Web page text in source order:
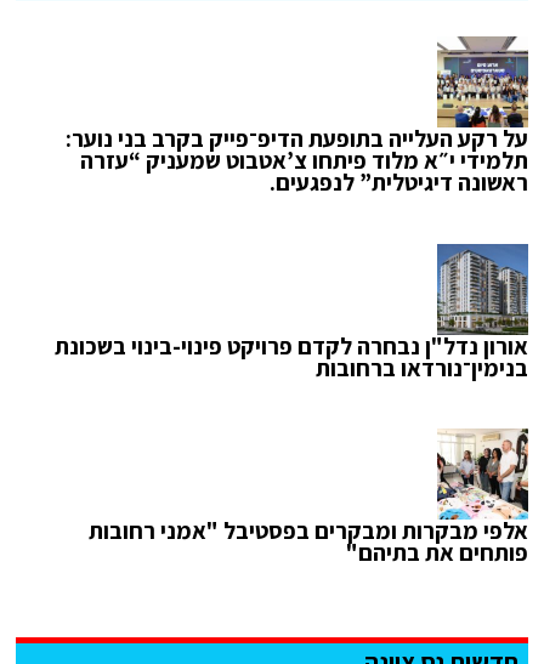
על רקע העלייה בתופעת הדיפ־פייק בקרב בני נוער:
תלמידי י״א מלוד פיתחו צ’אטבוט שמעניק “עזרה
ראשונה דיגיטלית” לנפגעים.
אורון נדל"ן נבחרה לקדם פרויקט פינוי-בינוי בשכונת
בנימין־נורדאו ברחובות
אלפי מבקרות ומבקרים בפסטיבל "אמני רחובות
פותחים את בתיהם"